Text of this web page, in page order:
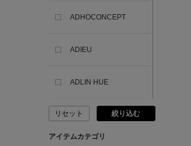
ADHOCONCEPT
ADIEU
ADLIN HUE
ADVISORY BOARD
リセット 絞り込む
アイテムカテゴリ